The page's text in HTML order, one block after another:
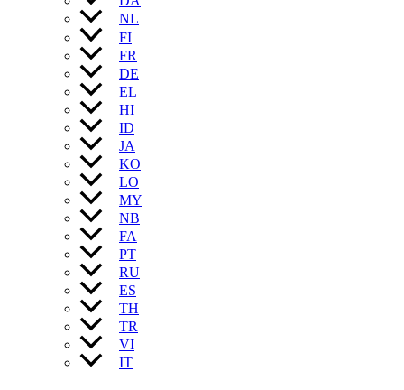
NL
FI
FR
DE
EL
HI
ID
JA
KO
LO
MY
NB
FA
PT
RU
ES
TH
TR
VI
IT